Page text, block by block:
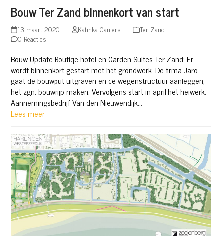
Bouw Ter Zand binnenkort van start
13 maart 2020 Katinka Canters
Ter Zand
0 Reacties
Bouw Update Boutiqe-hotel en Garden Suites Ter Zand: Er
wordt binnenkort gestart met het grondwerk. De firma Jaro
gaat de bouwput uitgraven en de wegenstructuur aanleggen,
het zgn. bouwrijp maken. Vervolgens start in april het heiwerk.
Aannemingsbedrijf Van den Nieuwendijk…
Lees meer